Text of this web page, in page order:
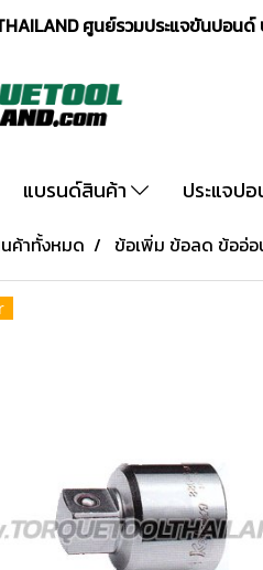
ศูนย์รวมประแจขันปอน
แบรนด์สินค้า ประแจป
ค้าทั้งหมด ข้อเพิ่ม ข้อลด ข้ออ่อ